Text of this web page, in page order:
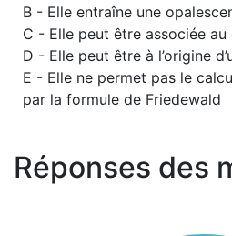
B - Elle entraîne une
C - Elle peut être associée
D - Elle peut être à l’origine
E - Elle ne permet pas le
par la formule de Friedewald
Réponses des